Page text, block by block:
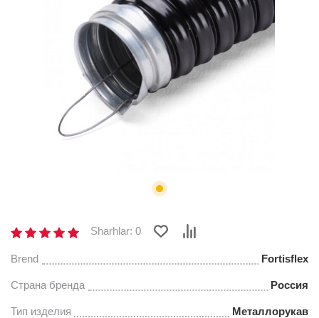
Sharhlar: 0
Brend Fortisflex
Страна бренда Россия
Тип изделия Металлорукав